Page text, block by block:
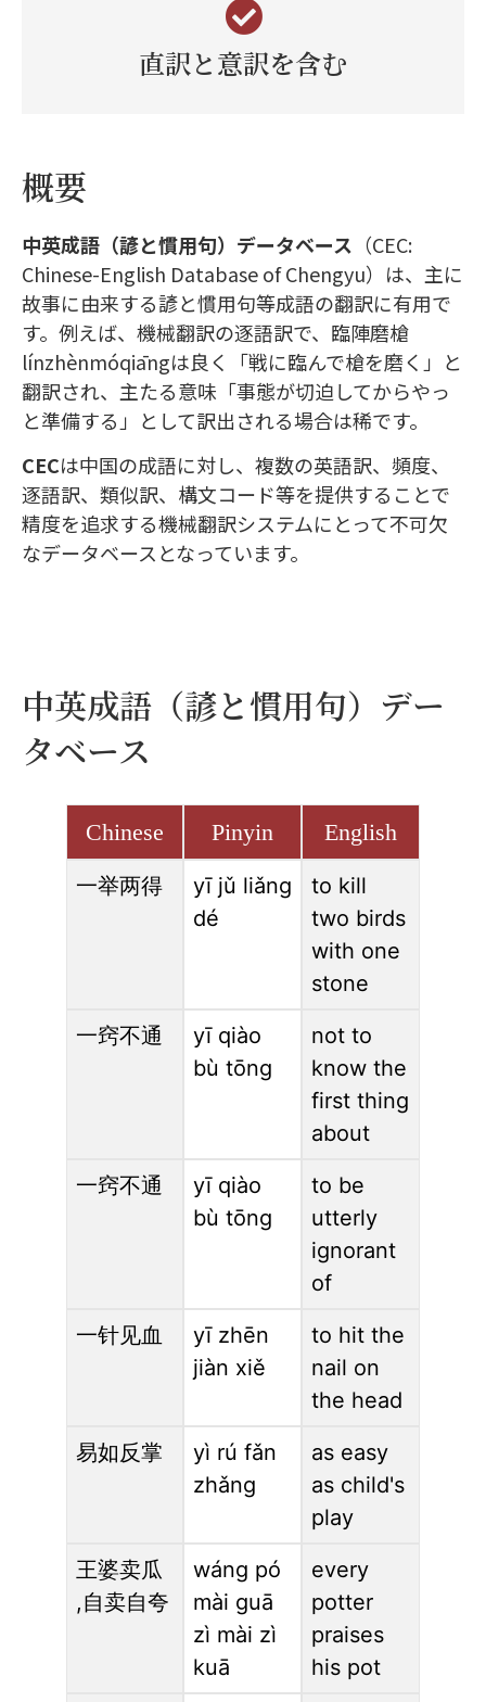
直訳と意訳を含む
概要
中英成語（諺と慣用句）データベース （CEC:
Chinese-English Database of Chengyu）は、主に
故事に由来する諺と慣用句等成語の翻訳に有用で
す。例えば、機械翻訳の逐語訳で、臨陣磨槍
línzhènmóqiāngは良く「戦に臨んで槍を磨く」と
翻訳され、主たる意味「事態が切迫してからやっ
と準備する」として訳出される場合は稀です。
CECは中国の成語に対し、複数の英語訳、頻度、
逐語訳、類似訳、構文コード等を提供することで
精度を追求する機械翻訳システムにとって不可欠
なデータベースとなっています。
中英成語（諺と慣用句）デー
タベース
Chinese Pinyin English
一举两得
yī jǔ liǎng
dé
to kill
two birds
with one
stone
一窍不通
yī qiào
bù tōng
not to
know the
first thing
about
一窍不通
yī qiào
bù tōng
to be
utterly
ignorant
of
一针见血
yī zhēn
jiàn xiě
to hit the
nail on
the head
易如反掌
yì rú fǎn
zhǎng
as easy
as child's
play
王婆卖瓜
,自卖自夸
wáng pó
mài guā
zì mài zì
kuā
every
potter
praises
his pot